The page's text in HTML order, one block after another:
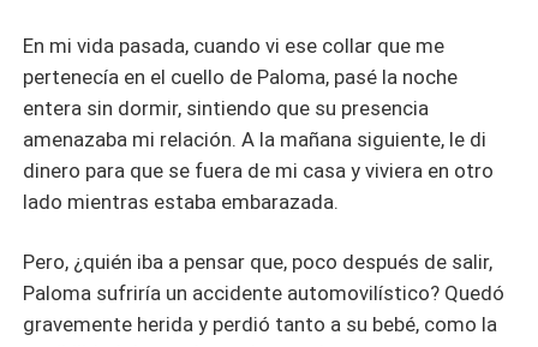
En mi vida pasada, cuando vi ese collar que me
pertenecía en el cuello de Paloma, pasé la noche
entera sin dormir, sintiendo que su presencia
amenazaba mi relación. A la mañana siguiente, le di
dinero para que se fuera de mi casa y viviera en otro
lado mientras estaba embarazada.
Pero, ¿quién iba a pensar que, poco después de salir,
Paloma sufriría un accidente automovilístico? Quedó
gravemente herida y perdió tanto a su bebé, como la